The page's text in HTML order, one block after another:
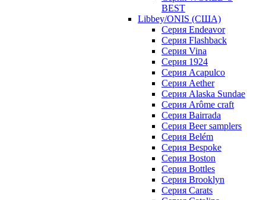
BEST
Libbey/ONIS (США)
Cерия Endeavor
Cерия Flashback
Cерия Vina
Серия 1924
Серия Acapulco
Серия Aether
Серия Alaska Sundae
Серия Arôme craft
Серия Bairrada
Серия Beer samplers
Серия Belém
Серия Bespoke
Серия Boston
Серия Bottles
Серия Brooklyn
Серия Carats